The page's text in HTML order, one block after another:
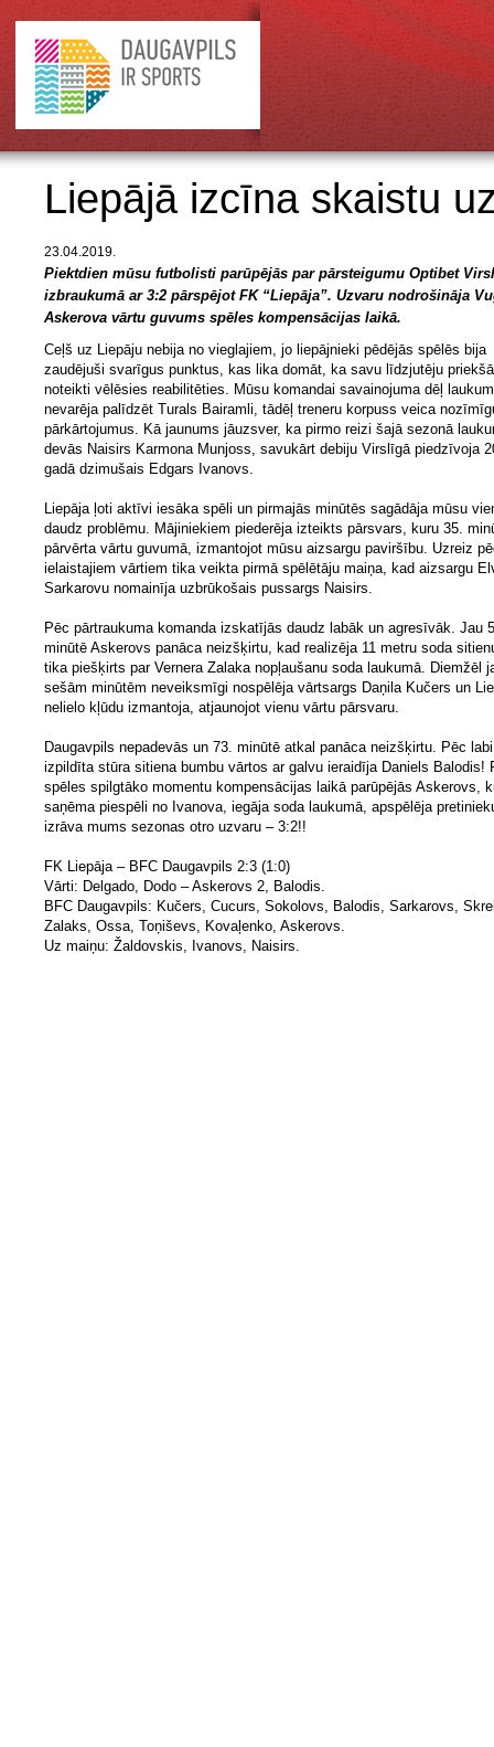
Liepājā izcīna skaistu
23.04.2019.
Piektdien mūsu futbolisti parūpējās par pārsteigumu Optibet
izbraukumā ar 3:2 pārspējot FK “Liepāja”. Uzvaru nodrošināja
Askerova vārtu guvums spēles kompensācijas laikā.
Ceļš uz Liepāju nebija no vieglajiem, jo liepājnieki pēdējās spēlēs bija
zaudējuši svarīgus punktus, kas lika domāt, ka savu līdzjutēju
noteikti vēlēsies reabilitēties. Mūsu komandai savainojuma dēļ
nevarēja palīdzēt Turals Bairamli, tādēļ treneru korpuss veica
pārkārtojumus. Kā jaunums jāuzsver, ka pirmo reizi šajā sezonā
devās Naisirs Karmona Munjoss, savukārt debiju Virslīgā piedzīvoja
gadā dzimušais Edgars Ivanovs.
Liepāja ļoti aktīvi iesāka spēli un pirmajās minūtēs sagādāja mūsu
daudz problēmu. Mājiniekiem piederēja izteikts pārsvars, kuru 35.
pārvērta vārtu guvumā, izmantojot mūsu aizsargu paviršību. Uzreiz
ielaistajiem vārtiem tika veikta pirmā spēlētāju maiņa, kad aizsargu
Sarkarovu nomainīja uzbrūkošais pussargs Naisirs.
Pēc pārtraukuma komanda izskatījās daudz labāk un agresīvāk. Jau
minūtē Askerovs panāca neizšķirtu, kad realizēja 11 metru soda
tika piešķirts par Vernera Zalaka nopļaušanu soda laukumā. Diemžēl
sešām minūtēm neveiksmīgi nospēlēja vārtsargs Daņila Kučers un
nelielo kļūdu izmantoja, atjaunojot vienu vārtu pārsvaru.
Daugavpils nepadevās un 73. minūtē atkal panāca neizšķirtu. Pēc labi
izpildīta stūra sitiena bumbu vārtos ar galvu ieraidīja Daniels Balodis!
spēles spilgtāko momentu kompensācijas laikā parūpējās Askerovs,
saņēma piespēli no Ivanova, iegāja soda laukumā, apspēlēja
izrāva mums sezonas otro uzvaru – 3:2!!
FK Liepāja – BFC Daugavpils 2:3 (1:0)
Vārti: Delgado, Dodo – Askerovs 2, Balodis.
BFC Daugavpils: Kučers, Cucurs, Sokolovs, Balodis, Sarkarovs,
Zalaks, Ossa, Toņiševs, Kovaļenko, Askerovs.
Uz maiņu: Žaldovskis, Ivanovs, Naisirs.